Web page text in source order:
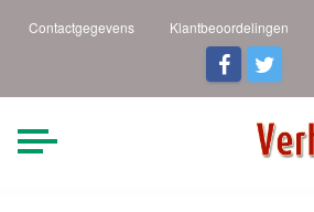
Contactgegevens Klantbeoordelingen